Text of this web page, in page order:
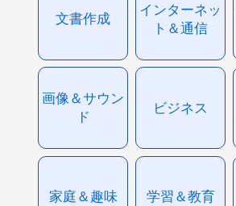
文書作成
インターネッ
ト＆通信
画像＆サウン
ド
ビジネス
家庭＆趣味 学習＆教育